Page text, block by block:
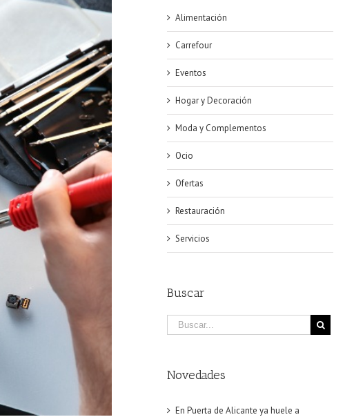
Alimentación
Carrefour
Eventos
Hogar y Decoración
Moda y Complementos
Ocio
Ofertas
Restauración
Servicios
Buscar
Novedades
En Puerta de Alicante ya huele a